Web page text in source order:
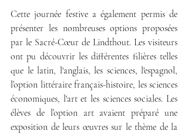
Cette journée festive a également permis de
présenter les nombreuses options proposées
par le Sacré-Cœur de Lindthout. Les visiteurs
ont pu découvrir les différentes filières telles
que le latin, l'anglais, les sciences, l'espagnol,
l’option littéraire français-histoire, les sciences
économiques, l'art et les sciences sociales. Les
élèves de l’option art avaient préparé une
exposition de leurs œuvres sur le thème de la